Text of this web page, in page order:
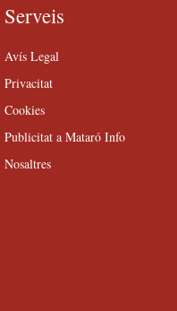
Serveis
Avís Legal
Privacitat
Cookies
Publicitat a Mataró Info
Nosaltres